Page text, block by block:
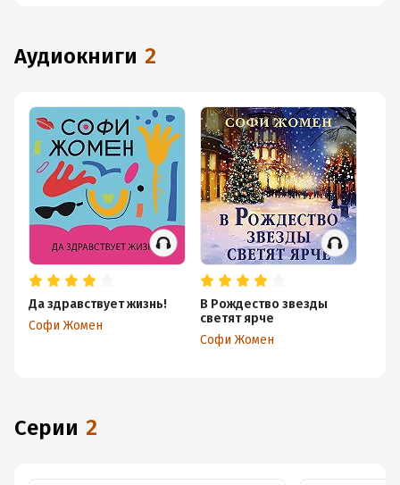
аудиокниги 2
Да здравствует жизнь!
Софи Жомен
В Рождество звезды
светят ярче
Софи Жомен
Серии 2